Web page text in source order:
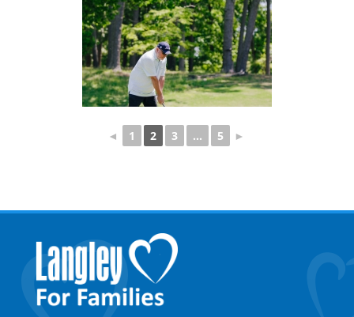
◄ 1 2 3 ... 5 ►